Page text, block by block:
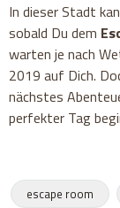
In dieser Stadt
sobald Du dem
warten je nach
2019 auf Dich.
nächstes
perfekter Tag
escape room